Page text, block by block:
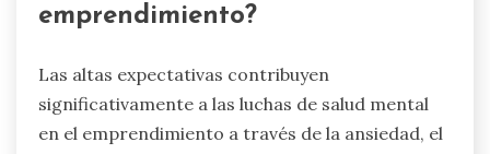
¿Qué factores universales
contribuyen a las luchas de